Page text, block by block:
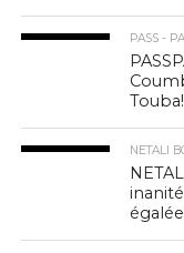
PASS -
Touba!
NETALI